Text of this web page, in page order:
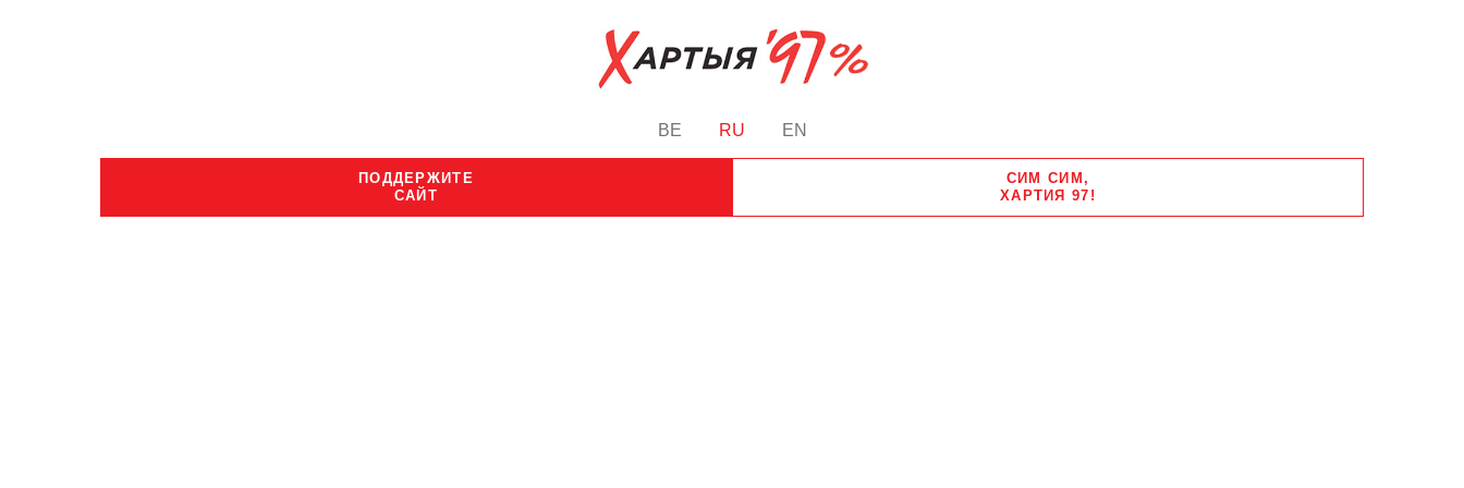
BE RU EN
ПОДДЕРЖИТЕ
САЙТ
СИМ СИМ,
ХАРТИЯ 97!